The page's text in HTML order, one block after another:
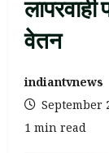
लापरवाही
वेतन
indiantvnews
September
1 min read